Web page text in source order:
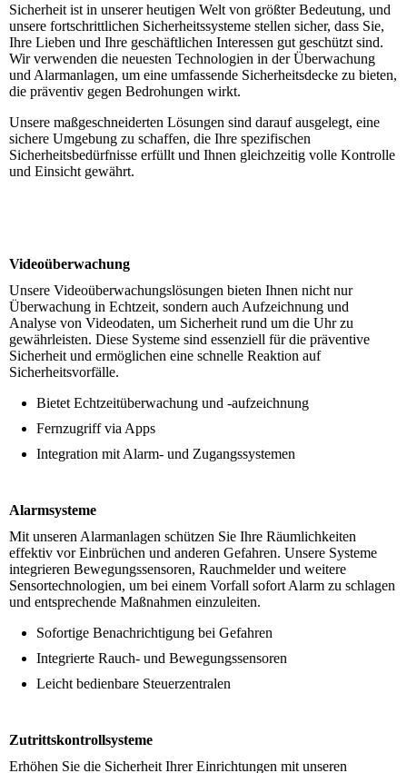
Sicherheit ist in unserer heutigen Welt von größter Bedeutung, und
unsere fortschrittlichen Sicherheitssysteme stellen sicher, dass Sie,
Ihre Lieben und Ihre geschäftlichen Interessen gut geschützt sind.
Wir verwenden die neuesten Technologien in der Überwachung
und Alarmanlagen, um eine umfassende Sicherheitsdecke zu bieten,
die präventiv gegen Bedrohungen wirkt.
Unsere maßgeschneiderten Lösungen sind darauf ausgelegt, eine
sichere Umgebung zu schaffen, die Ihre spezifischen
Sicherheitsbedürfnisse erfüllt und Ihnen gleichzeitig volle Kontrolle
und Einsicht gewährt.
Videoüberwachung
Unsere Videoüberwachungslösungen bieten Ihnen nicht nur
Überwachung in Echtzeit, sondern auch Aufzeichnung und
Analyse von Videodaten, um Sicherheit rund um die Uhr zu
gewährleisten. Diese Systeme sind essenziell für die präventive
Sicherheit und ermöglichen eine schnelle Reaktion auf
Sicherheitsvorfälle.
Bietet Echtzeitüberwachung und -aufzeichnung
Fernzugriff via Apps
Integration mit Alarm- und Zugangssystemen
Alarmsysteme
Mit unseren Alarmanlagen schützen Sie Ihre Räumlichkeiten
effektiv vor Einbrüchen und anderen Gefahren. Unsere Systeme
integrieren Bewegungssensoren, Rauchmelder und weitere
Sensortechnologien, um bei einem Vorfall sofort Alarm zu schlagen
und entsprechende Maßnahmen einzuleiten.
Sofortige Benachrichtigung bei Gefahren
Integrierte Rauch- und Bewegungssensoren
Leicht bedienbare Steuerzentralen
Zutrittskontrollsysteme
Erhöhen Sie die Sicherheit Ihrer Einrichtungen mit unseren